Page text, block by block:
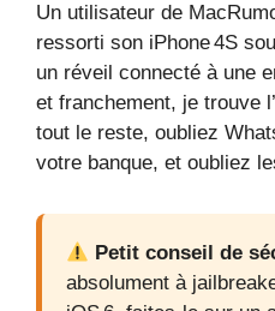
Un utilisateur de
ressorti son iPhone 4S
un réveil connecté à une
et franchement, je trouve
tout le reste, oubliez
votre banque, et oubliez
Petit conseil de
absolument à